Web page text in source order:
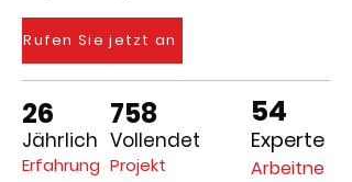
Rufen Sie jetzt an
26
Jährlich
Erfahrung
758
Vollendet
Projekt
54
Experte
Arbeitne